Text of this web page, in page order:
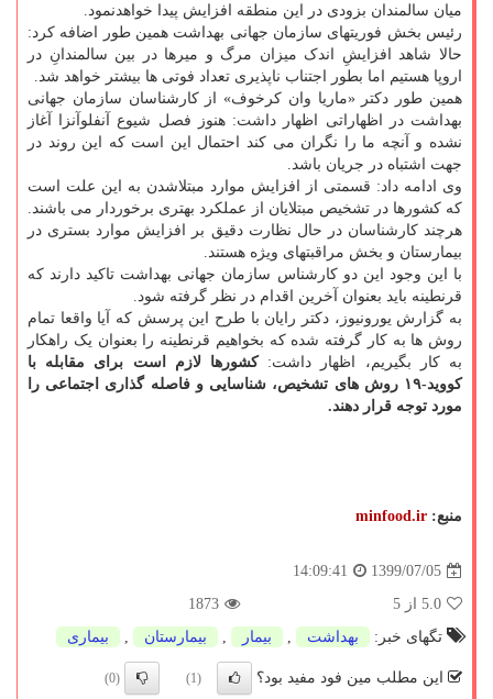
میان سالمندان بزودی در این منطقه افزایش پیدا خواهدنمود.
رئیس بخش فوریتهای سازمان جهانی بهداشت همین طور اضافه کرد:
حالا شاهد افزایشِ اندک میزان مرگ و میرها در بین سالمندانِ در
اروپا هستیم اما بطور اجتناب ناپذیری تعداد فوتی ها بیشتر خواهد شد.
همین طور دکتر «ماریا وان کرخوف» از کارشناسان سازمان جهانی
بهداشت در اظهاراتی اظهار داشت: هنوز فصل شیوع آنفلوآنزا آغاز
نشده و آنچه ما را نگران می کند احتمال این است که این روند در
جهت اشتباه در جریان باشد.
وی ادامه داد: قسمتی از افزایش موارد مبتلاشدن به این علت است
که کشورها در تشخیص مبتلایان از عملکرد بهتری برخوردار می باشند.
هرچند کارشناسان در حال نظارت دقیق بر افزایش موارد بستری در
بیمارستان و بخش مراقبتهای ویژه هستند.
با این وجود این دو کارشناس سازمان جهانی بهداشت تاکید دارند که
قرنطینه باید بعنوان آخرین اقدام در نظر گرفته شود.
به گزارش یورونیوز، دکتر رایان با طرح این پرسش که آیا واقعا تمام
روش ها به کار گرفته شده که بخواهیم قرنطینه را بعنوان یک راهکار
به کار بگیریم، اظهار داشت:کشورها لازم است برای مقابله با
کووید-۱۹ روش های تشخیص، شناسایی و فاصله گذاری اجتماعی را
مورد توجه قرار دهند.
منبع: minfood.ir
1399/07/05
14:09:41
5.0 از 5
1873
تگهای خبر:
بهداشت , بیمار , بیمارستان , بیماری
این مطلب مین فود مفید بود؟ (1)
(0)